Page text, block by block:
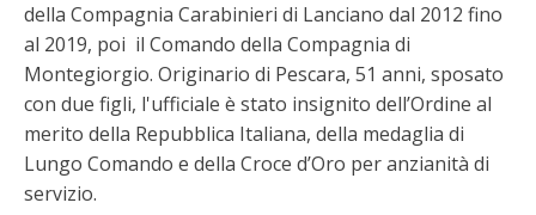
della Compagnia Carabinieri di Lanciano dal 2012 fino
al 2019, poi il Comando della Compagnia di
Montegiorgio. Originario di Pescara, 51 anni, sposato
con due figli, l'ufficiale è stato insignito dell’Ordine al
merito della Repubblica Italiana, della medaglia di
Lungo Comando e della Croce d’Oro per anzianità di
servizio.